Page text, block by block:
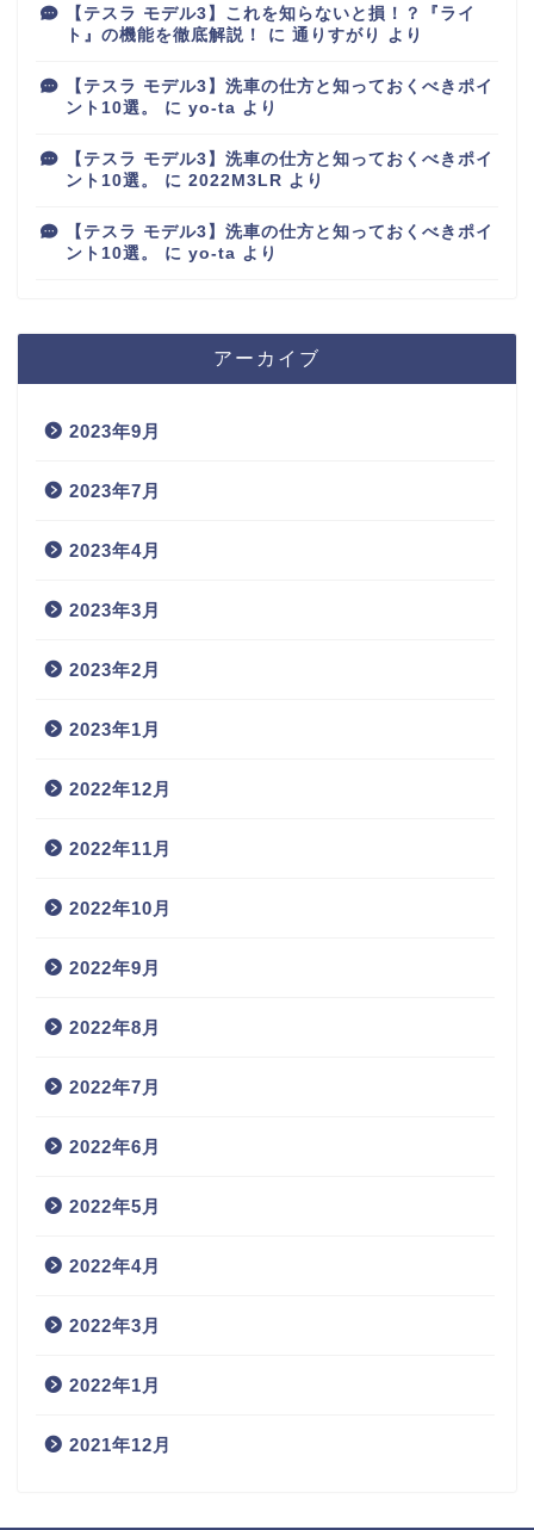
【テスラ モデル3】これを知らないと損！？『ライ
ト』の機能を徹底解説！
に 通りすがり より
【テスラ モデル3】洗車の仕方と知っておくべきポイ
ント10選。
に yo-ta より
【テスラ モデル3】洗車の仕方と知っておくべきポイ
ント10選。
に 2022M3LR より
【テスラ モデル3】洗車の仕方と知っておくべきポイ
ント10選。
に yo-ta より
アーカイブ
2023年9月
2023年7月
2023年4月
2023年3月
2023年2月
2023年1月
2022年12月
2022年11月
2022年10月
2022年9月
2022年8月
2022年7月
2022年6月
2022年5月
2022年4月
2022年3月
2022年1月
2021年12月